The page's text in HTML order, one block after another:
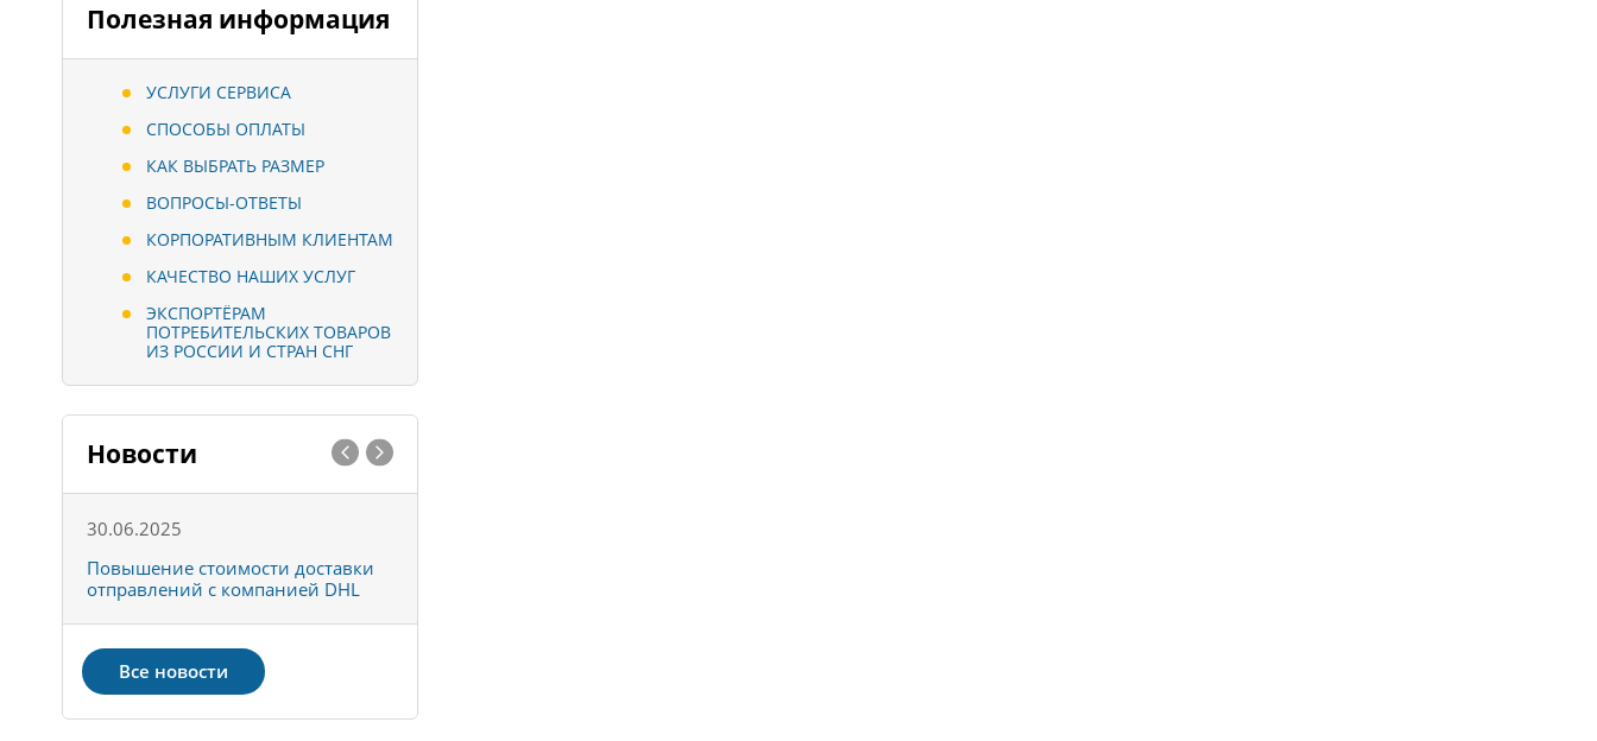
Полезная информация
УСЛУГИ СЕРВИСА
СПОСОБЫ ОПЛАТЫ
КАК ВЫБРАТЬ РАЗМЕР
ВОПРОСЫ-ОТВЕТЫ
КОРПОРАТИВНЫМ КЛИЕНТАМ
КАЧЕСТВО НАШИХ УСЛУГ
ЭКСПОРТЁРАМ
ПОТРЕБИТЕЛЬСКИХ ТОВАРОВ
ИЗ РОССИИ И СТРАН СНГ
Новости
30.06.2025
Повышение стоимости доставки
отправлений с компанией DHL
Все новости